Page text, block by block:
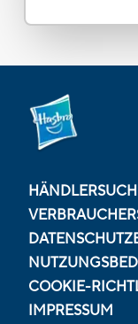
COOKIE-
IMPRESSUM